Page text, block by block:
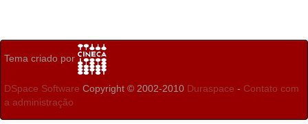
Tema criado por
DSpace Software Copyright © 2002-2010 Duraspace - Contato com
a administração